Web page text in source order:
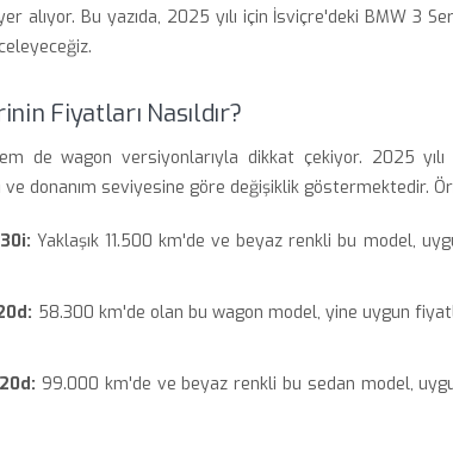
alıyor. Bu yazıda, 2025 yılı için İsviçre'deki BMW 3
Fiyatları Nasıldır?
de wagon versiyonlarıyla dikkat çekiyor. 2025 yılı
ve donanım seviyesine göre değişiklik göstermektedir.
Yaklaşık 11.500 km'de ve beyaz renkli bu model,
58.300 km'de olan bu wagon model, yine uygun
99.000 km'de ve beyaz renkli bu sedan model,